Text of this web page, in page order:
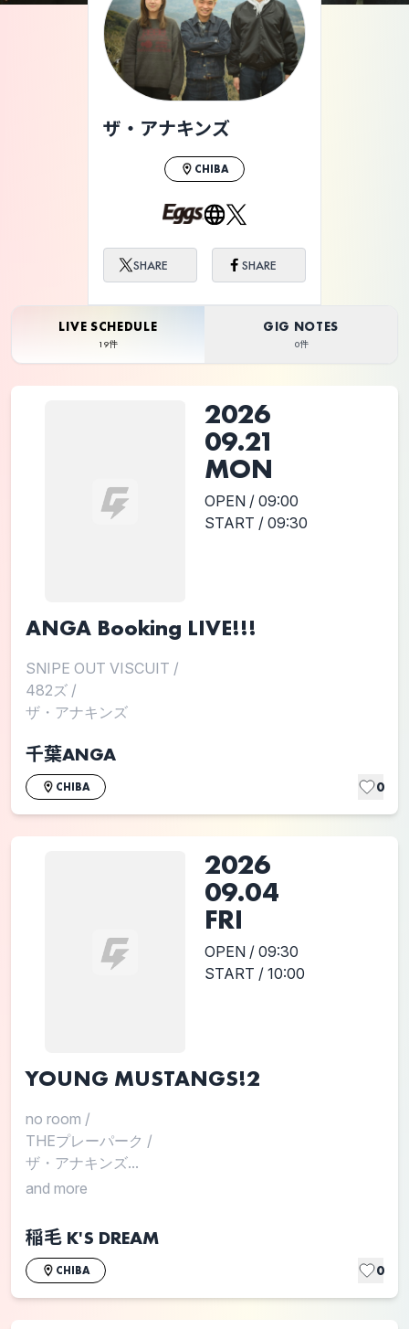
ライブ体験をもっと楽しく、もっと便利
に。
ザ・アナキンズ
CHIBA
SHARE SHARE
LIVE SCHEDULE
19件
GIG NOTES
0件
2026
09.21
MON
OPEN / 09:00
START / 09:30
ANGA Booking LIVE!!!
SNIPE OUT VISCUIT /
482ズ /
ザ・アナキンズ
千葉ANGA
CHIBA 0
2026
09.04
FRI
OPEN / 09:30
START / 10:00
YOUNG MUSTANGS!2
no room /
THEプレーパーク /
ザ・アナキンズ...
and more
稲毛 K'S DREAM
CHIBA 0